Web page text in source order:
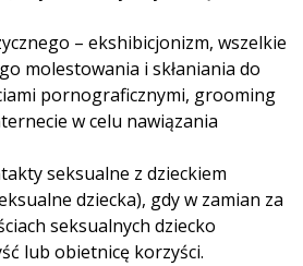
– ekshibicjonizm, wszelkie
molestowania i skłaniania do
pornograficznymi, grooming
w celu nawiązania
seksualne z dzieckiem
dziecka), gdy w zamian za
seksualnych dziecko
lub obietnicę korzyści.